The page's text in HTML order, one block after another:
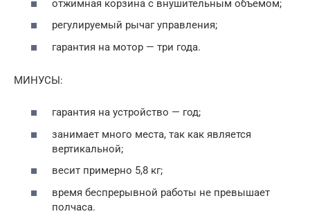
отжимная корзина с внушительным объемом;
регулируемый рычаг управления;
гарантия на мотор — три года.
МИНУСЫ:
гарантия на устройство — год;
занимает много места, так как является
вертикальной;
весит примерно 5,8 кг;
время беспрерывной работы не превышает
полчаса.